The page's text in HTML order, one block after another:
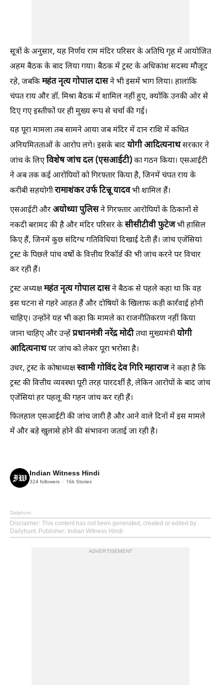
सूत्रों के अनुसार, यह निर्णय राम मंदिर परिसर के अतिथि गृह में आयोजित
अहम बैठक के बाद लिया गया। बैठक में ट्रस्ट के अधिकांश सदस्य मौजूद
रहे, जबकिमहंतनृत्यगोपालदासने भी इसमें भाग लिया। हालांकि
चंपत राय और डॉ. मिश्रा बैठक में शामिल नहीं हुए, क्योंकि उनकी ओर से
दिए गए इस्तीफों पर ही मुख्य रूप से चर्चा की गई।
यह पूरा मामला तब सामने आया जब मंदिर में दान राशि में कथित
अनियमितताओं के आरोप लगे। इसके बादयोगीआदित्यनाथसरकार ने
जांच के लिएविशेषजांचदल (एसआईटी)का गठन किया। एसआईटी
ने अब तक कई आरोपियों को गिरफ्तार किया है, जिनमें चंपत राय के
करीबी सहयोगीरामाशंकरउर्फटिन्नूयादवभी शामिल हैं।
एसआईटी औरअयोध्यापुलिसने गिरफ्तार आरोपियों के ठिकानों से
नकदी बरामद की है और मंदिर परिसर केसीसीटीवीफुटेजभी हासिल
किए हैं, जिनमें कुछ संदिग्ध गतिविधियां दिखाई देती हैं। जांच एजेंसियां
ट्रस्ट के पिछले पांच वर्षों के वित्तीय रिकॉर्ड की भी जांच करने पर विचार
कर रही हैं।
ट्रस्ट अध्यक्षमहंतनृत्यगोपालदासने बैठक से पहले कहा था कि वह
इस घटना से गहरे आहत हैं और दोषियों के खिलाफ कड़ी कार्रवाई होनी
चाहिए। उन्होंने यह भी कहा कि मामले का राजनीतिकरण नहीं किया
जाना चाहिए और उन्हेंप्रधानमंत्रीनरेंद्रमोदीतथा मुख्यमंत्रीयोगी
आदित्यनाथपर जांच को लेकर पूरा भरोसा है।
उधर, ट्रस्ट के कोषाध्यक्षस्वामीगोविंददेवगिरिमहाराजने कहा है कि
ट्रस्ट की वित्तीय व्यवस्था पूरी तरह पारदर्शी है, लेकिन आरोपों के बाद जांच
एजेंसियां हर पहलू की गहन जांच कर रही हैं।
फिलहाल एसआईटी की जांच जारी है और आने वाले दिनों में इस मामले
में और बड़े खुलासे होने की संभावना जताई जा रही है।
Indian Witness Hindi
324 followers 16k Stories
Dailyhunt
Disclaimer: This content has not been generated, created or edited by
Dailyhunt. Publisher: Indian Witness Hindi
ADVERTISEMENT